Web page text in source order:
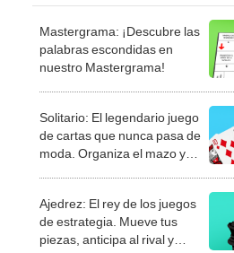
Mastergrama: ¡Descubre las
palabras escondidas en
nuestro Mastergrama!
Solitario: El legendario juego
de cartas que nunca pasa de
moda. Organiza el mazo y
Ajedrez: El rey de los juegos
de estrategia. Mueve tus
piezas, anticipa al rival y